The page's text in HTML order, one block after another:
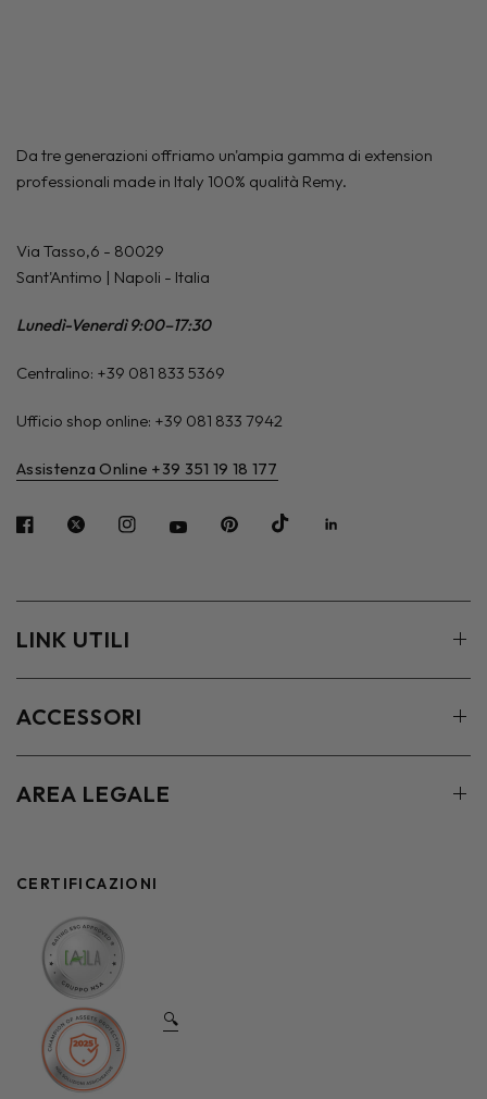
Da tre generazioni offriamo un'ampia gamma di extension
professionali made in Italy 100% qualità Remy.
Via Tasso,6 - 80029
Sant'Antimo | Napoli - Italia
Lunedì-Venerdì 9:00–17:30
Centralino: +39 081 833 5369
Ufficio shop online: +39 081 833 7942
Assistenza Online +39 351 19 18 177
LINK UTILI
ACCESSORI
AREA LEGALE
CERTIFICAZIONI
🔍